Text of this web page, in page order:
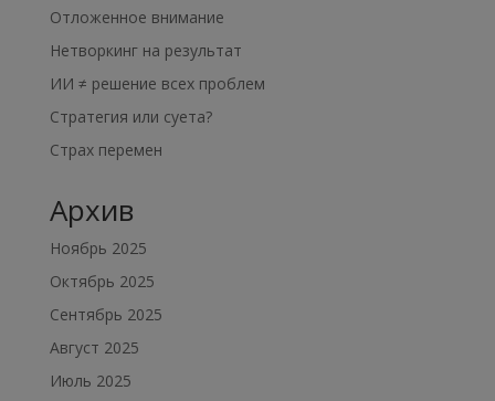
Отложенное внимание
Нетворкинг на результат
ИИ ≠ решение всех проблем
Стратегия или суета?
Страх перемен
Архив
Ноябрь 2025
Октябрь 2025
Сентябрь 2025
Август 2025
Июль 2025